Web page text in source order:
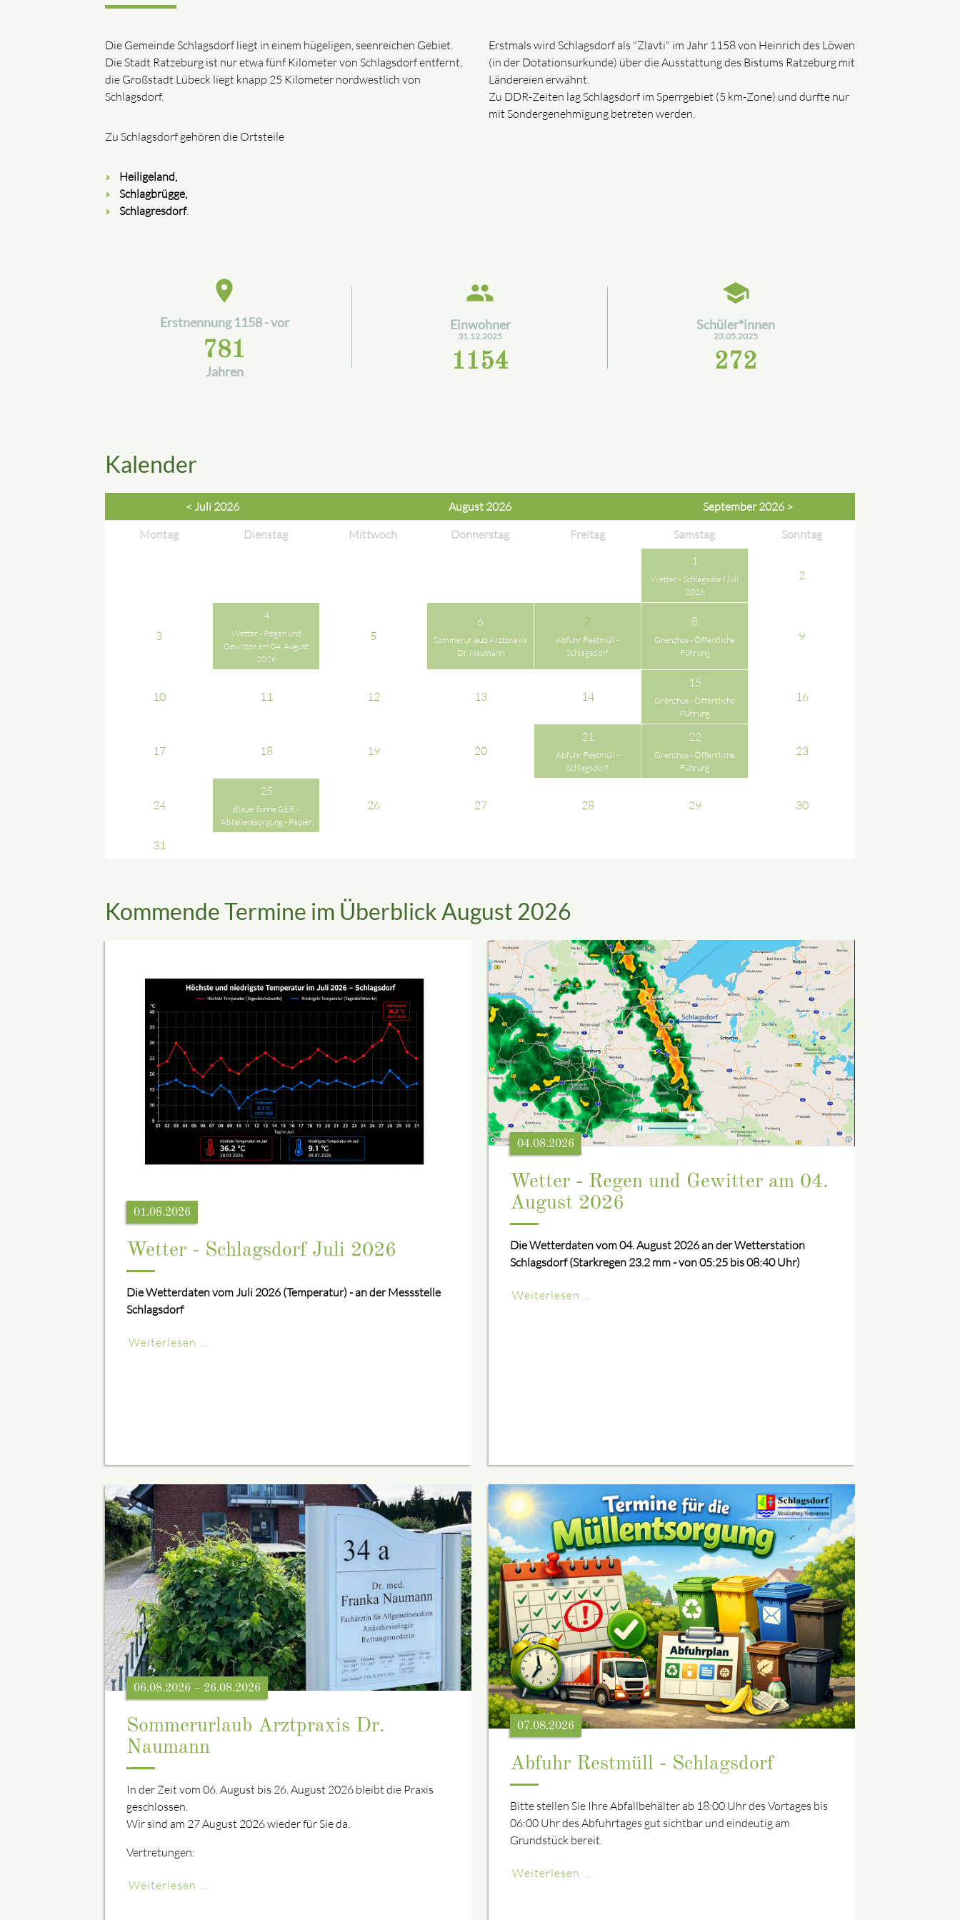
Die Gemeinde Schlagsdorf liegt in einem hügeligen, seenreichen Gebiet.
Die Stadt Ratzeburg ist nur etwa fünf Kilometer von Schlagsdorf entfernt,
die Großstadt Lübeck liegt knapp 25 Kilometer nordwestlich von
Schlagsdorf.
Zu Schlagsdorf gehören die Ortsteile
Heiligeland,
Schlagbrügge,
Schlagresdorf.
Erstmals wird Schlagsdorf als "Zlavti" im Jahr 1158 von Heinrich des Löwen
(in der Dotationsurkunde) über die Ausstattung des Bistums Ratzeburg mit
Ländereien erwähnt.
Zu DDR-Zeiten lag Schlagsdorf im Sperrgebiet (5 km-Zone) und durfte nur
mit Sondergenehmigung betreten werden.
place
Erstnennung 1158 - vor
781
Jahren
people
Einwohner
31.12.2025
1154
school
Schüler*innen
23.05.2025
272
Kalender
< Juli 2026 August 2026
September 2026 >
Montag
Dienstag Mittwoch Donnerstag Freitag Samstag
Sonntag
1
Wetter - Schlagsdorf Juli
2026
2
3
4
Wetter - Regen und
Gewitter am 04. August
2026
5
6
Sommerurlaub Arztpraxis
Dr. Naumann
7
Abfuhr Restmüll -
Schlagsdorf
8
Grenzhus - Öffentliche
Führung
9
10 11 12 13 14
15
Grenzhus - Öffentliche
Führung
16
17 18 19 20
21
Abfuhr Restmüll -
Schlagsdorf
22
Grenzhus - Öffentliche
Führung
23
24
25
Blaue Tonne GER -
Abfallentsorgung - Papier
26 27 28 29 30
31
Kommende Termine im Überblick August 2026
Wetter - Schlagsdorf Juli 2026
01.08.2026
Die Wetterdaten vom Juli 2026 (Temperatur) - an der Messstelle
Schlagsdorf
Weiterlesen …
Wetter - Regen und Gewitter am 04.
August 2026
04.08.2026
Die Wetterdaten vom 04. August 2026 an der Wetterstation
Schlagsdorf (Starkregen 23.2 mm - von 05:25 bis 08:40 Uhr)
Weiterlesen …
Sommerurlaub Arztpraxis Dr.
Naumann
06.08.2026 – 26.08.2026
In der Zeit vom 06. August bis 26. August 2026 bleibt die Praxis
geschlossen.
Wir sind am 27 August 2026 wieder für Sie da.
Vertretungen:
Weiterlesen …
Abfuhr Restmüll - Schlagsdorf
07.08.2026
Bitte stellen Sie Ihre Abfallbehälter ab 18:00 Uhr des Vortages bis
06:00 Uhr des Abfuhrtages gut sichtbar und eindeutig am
Grundstück bereit.
Weiterlesen …